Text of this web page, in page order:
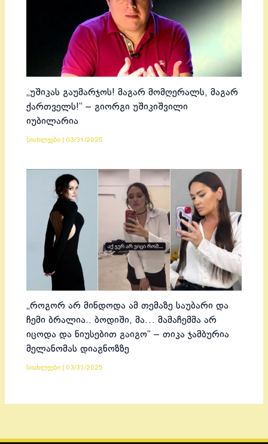
„უშიკას გაუმარჯოს! მაგარ მომღერალს, მაგარ
ქართველს!“ – გიორგი უშიკიშვილი
იუბილარია
სიახლეები 03/31/2025
„როგორ არ მინდოდა ამ თემაზე საუბარი და
ჩემი ბრალია.. ბოდიში, მა… მამაჩემმა არ
იცოდა და ნიუსებით გაიგო“ – თიკა ჯამბურია
მელანომას დიაგნოზზე
სიახლეები 03/31/2025